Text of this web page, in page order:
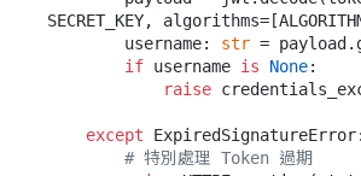
SECRET_KEY,
        username:
str =
if username is None:
raise
except ExpiredSignatureError:
# 特別處理 Token 過期